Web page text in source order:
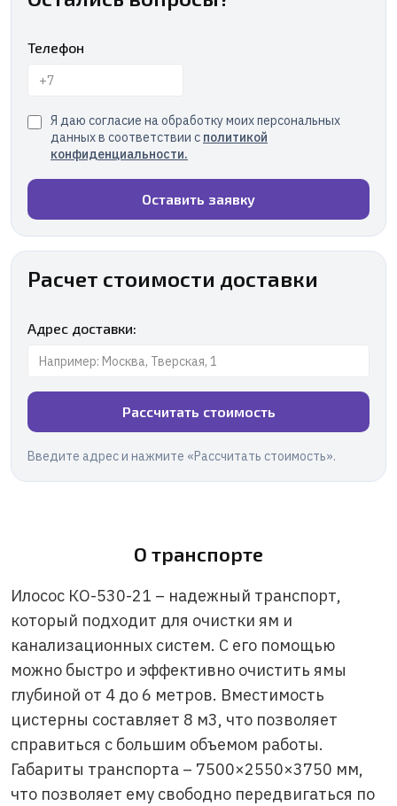
Телефон
Я даю согласие на обработку моих персональных
данных в соответствии с политикой
конфиденциальности.
Оставить заявку
Расчет стоимости доставки
Адрес доставки:
Рассчитать стоимость
Введите адрес и нажмите «Рассчитать стоимость».
О транспорте
Илосос КО-530-21 – надежный транспорт,
который подходит для очистки ям и
канализационных систем. С его помощью
можно быстро и эффективно очистить ямы
глубиной от 4 до 6 метров. Вместимость
цистерны составляет 8 м3, что позволяет
справиться с большим объемом работы.
Габариты транспорта – 7500×2550×3750 мм,
что позволяет ему свободно передвигаться по